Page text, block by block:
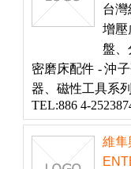
台灣
增壓
盤、
密磨床配件 - 沖
器、磁性工具系
TEL:886 4-
維隼